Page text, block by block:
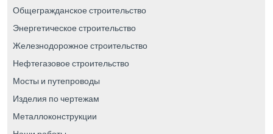
Общегражданское строительство
Энергетическое строительство
Железнодорожное строительство
Нефтегазовое строительство
Мосты и путепроводы
Изделия по чертежам
Металлоконструкции